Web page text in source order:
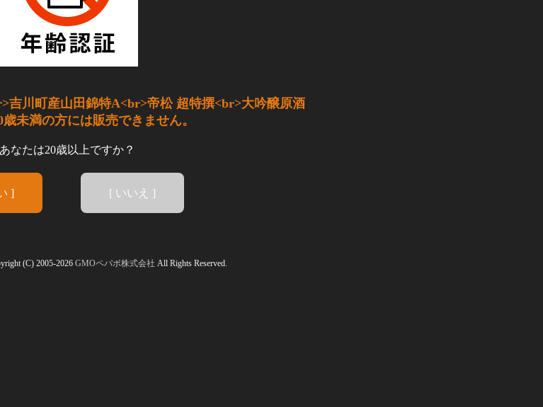
吉川町産山田錦特A<br>帝松 超特撰<br>大吟醸原酒
未満の方には販売できません。
あなたは20歳以上ですか？
] [ いいえ ]
(C) 2005-2026 GMOペパボ株式会社 All Rights Reserved.